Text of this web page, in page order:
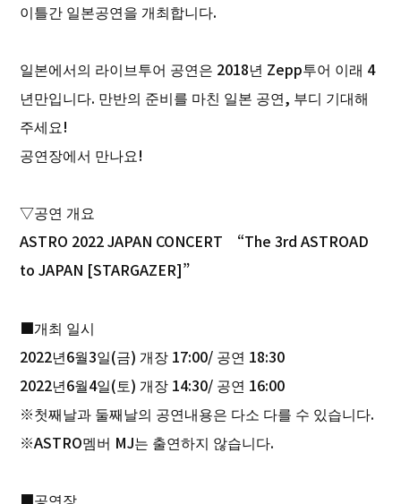
이틀간 일본공연을 개최합니다.
일본에서의 라이브투어 공연은 2018년 Zepp투어 이래 4
년만입니다. 만반의 준비를 마친 일본 공연, 부디 기대해
주세요!
공연장에서 만나요!
▽공연 개요
ASTRO 2022 JAPAN CONCERT “The 3rd ASTROAD
to JAPAN [STARGAZER]”
■개최 일시
2022년6월3일(금) 개장 17:00/ 공연 18:30
2022년6월4일(토) 개장 14:30/ 공연 16:00
※첫째날과 둘째날의 공연내용은 다소 다를 수 있습니다.
※ASTRO멤버 MJ는 출연하지 않습니다.
■공연장